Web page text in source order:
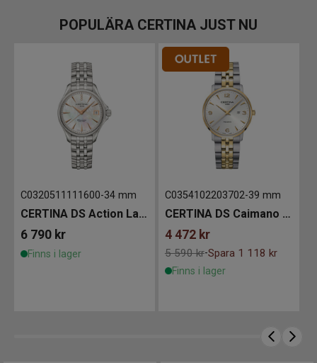
POPULÄRA CERTINA JUST NU
C0320511111600-34 mm
CERTINA DS Action Lady Diamonds 34mm
6 790 kr
Finns i lager
C0354102203702-39 mm
CERTINA DS Caimano 39mm
4 472 kr
5 590 kr-Spara 1 118 kr
Finns i lager